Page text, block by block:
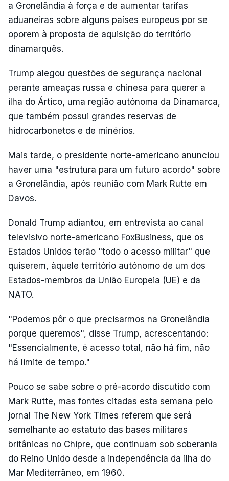
a Gronelândia à força e de aumentar tarifas
aduaneiras sobre alguns países europeus por se
oporem à proposta de aquisição do território
dinamarquês.
Trump alegou questões de segurança nacional
perante ameaças russa e chinesa para querer a
ilha do Ártico, uma região autónoma da Dinamarca,
que também possui grandes reservas de
hidrocarbonetos e de minérios.
Mais tarde, o presidente norte-americano anunciou
haver uma "estrutura para um futuro acordo" sobre
a Gronelândia, após reunião com Mark Rutte em
Davos.
Donald Trump adiantou, em entrevista ao canal
televisivo norte-americano FoxBusiness, que os
Estados Unidos terão "todo o acesso militar" que
quiserem, àquele território autónomo de um dos
Estados-membros da União Europeia (UE) e da
NATO.
"Podemos pôr o que precisarmos na Gronelândia
porque queremos", disse Trump, acrescentando:
"Essencialmente, é acesso total, não há fim, não
há limite de tempo."
Pouco se sabe sobre o pré-acordo discutido com
Mark Rutte, mas fontes citadas esta semana pelo
jornal The New York Times referem que será
semelhante ao estatuto das bases militares
britânicas no Chipre, que continuam sob soberania
do Reino Unido desde a independência da ilha do
Mar Mediterrâneo, em 1960.